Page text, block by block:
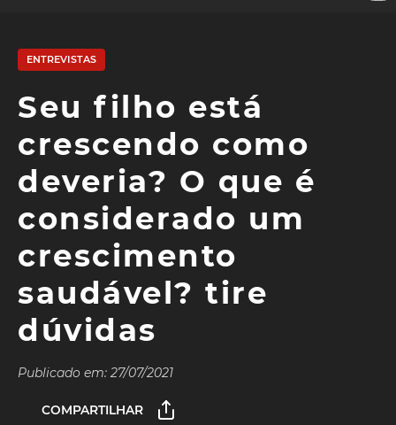
ENTREVISTAS
Seu filho está
crescendo como
deveria? O que é
considerado um
crescimento
saudável? tire
dúvidas
Publicado em: 27/07/2021
COMPARTILHAR